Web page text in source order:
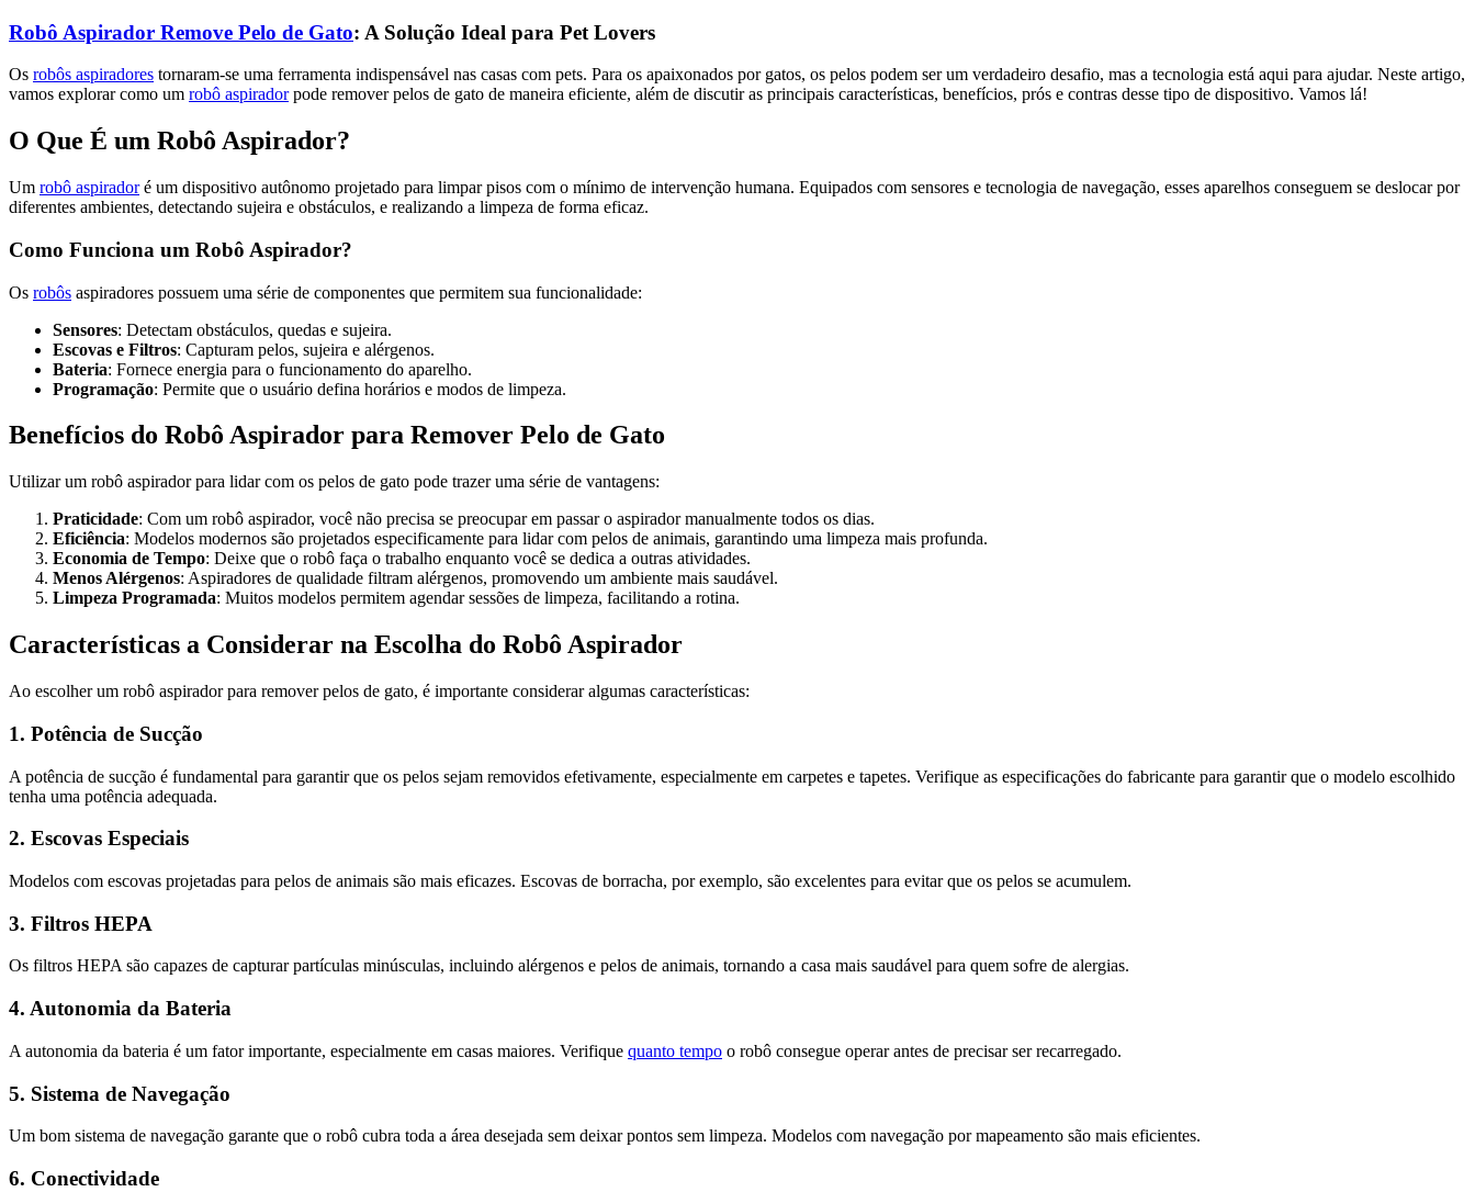
Robô Aspirador Remove Pelo de Gato: A Solução Ideal para Pet Lovers
Os robôs aspiradores tornaram-se uma ferramenta indispensável nas casas com pets. Para os apaixonados por gatos, os pelos podem ser um verdadeiro desafio, mas a tecnologia está aqui para ajudar. Neste artigo,
vamos explorar como um robô aspiradorpode remover pelos de gato de maneira eficiente, além de discutir as principais características, benefícios, prós e contras desse tipo de dispositivo. Vamos lá!
O Que É um Robô Aspirador?
Um robô aspiradoré um dispositivo autônomo projetado para limpar pisos com o mínimo de intervenção humana. Equipados com sensores e tecnologia de navegação, esses aparelhos conseguem se deslocar por
diferentes ambientes, detectando sujeira e obstáculos, e realizando a limpeza de forma eficaz.
Como Funciona um Robô Aspirador?
Os robôs aspiradores possuem uma série de componentes que permitem sua funcionalidade:
Sensores: Detectam obstáculos, quedas e sujeira.
Escovas e Filtros: Capturam pelos, sujeira e alérgenos.
Bateria: Fornece energia para o funcionamento do aparelho.
Programação: Permite que o usuário defina horários e modos de limpeza.
Benefícios do Robô Aspirador para Remover Pelo de Gato
Utilizar um robô aspirador para lidar com os pelos de gato pode trazer uma série de vantagens:
Praticidade: Com um robô aspirador, você não precisa se preocupar em passar o aspirador manualmente todos os dias.
Eficiência: Modelos modernos são projetados especificamente para lidar com pelos de animais, garantindo uma limpeza mais profunda.
Economia de Tempo: Deixe que o robô faça o trabalho enquanto você se dedica a outras atividades.
Menos Alérgenos: Aspiradores de qualidade filtram alérgenos, promovendo um ambiente mais saudável.
Limpeza Programada: Muitos modelos permitem agendar sessões de limpeza, facilitando a rotina.
Características a Considerar na Escolha do Robô Aspirador
Ao escolher um robô aspirador para remover pelos de gato, é importante considerar algumas características:
1. Potência de Sucção
A potência de sucção é fundamental para garantir que os pelos sejam removidos efetivamente, especialmente em carpetes e tapetes. Verifique as especificações do fabricante para garantir que o modelo escolhido
tenha uma potência adequada.
2. Escovas Especiais
Modelos com escovas projetadas para pelos de animais são mais eficazes. Escovas de borracha, por exemplo, são excelentes para evitar que os pelos se acumulem.
3. Filtros HEPA
Os filtros HEPA são capazes de capturar partículas minúsculas, incluindo alérgenos e pelos de animais, tornando a casa mais saudável para quem sofre de alergias.
4. Autonomia da Bateria
A autonomia da bateria é um fator importante, especialmente em casas maiores. Verifique quanto tempo o robô consegue operar antes de precisar ser recarregado.
5. Sistema de Navegação
Um bom sistema de navegação garante que o robô cubra toda a área desejada sem deixar pontos sem limpeza. Modelos com navegação por mapeamento são mais eficientes.
6. Conectividade